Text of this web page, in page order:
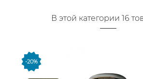
В этой категории 16
-20%